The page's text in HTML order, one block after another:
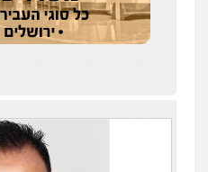
0505216700